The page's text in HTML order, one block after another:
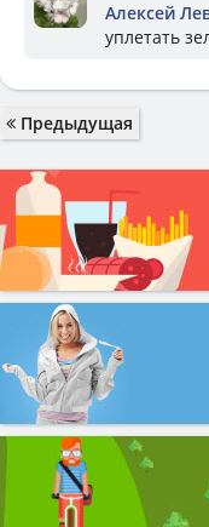
Алексей
уплетать
Предыдущая